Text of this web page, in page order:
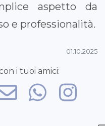
aspetto da
e professionalità.
01.10.2025
i tuoi amici: